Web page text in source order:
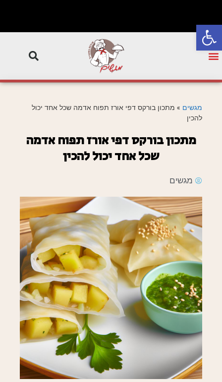
פתח סרגל נגישות
מגשים » מתכון בורקס דפי אורז תפוח אדמה שכל אחד יכול
להכין
מתכון בורקס דפי אורז תפוח אדמה
שכל אחד יכול להכין
מגשים